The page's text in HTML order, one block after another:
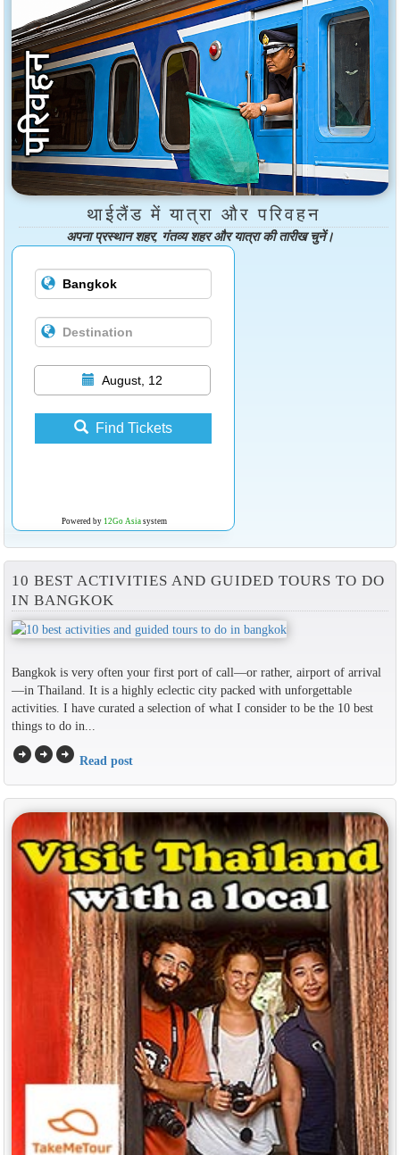
थाईलैंड में यात्रा और परिवहन
अपना प्रस्थान शहर, गंतव्य शहर और यात्रा की तारीख चुनें।
August, 12
Find Tickets
Powered by 12Go Asiasystem
10 BEST ACTIVITIES AND GUIDED TOURS TO DO
IN BANGKOK
Bangkok is very often your first port of call—or rather, airport of arrival
—in Thailand. It is a highly eclectic city packed with unforgettable
activities. I have curated a selection of what I consider to be the 10 best
things to do in...
arrow_circle_rightarrow_circle_rightarrow_circle_right Read post